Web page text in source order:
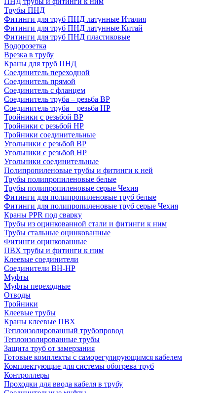
Трубы ПНД
Фитинги для труб ПНД латунные Италия
Фитинги для труб ПНД латунные Китай
Фитинги для труб ПНД пластиковые
Водорозетка
Врезка в трубу
Краны для труб ПНД
Соединитель переходной
Соединитель прямой
Соединитель с фланцем
Соединитель труба – резьба ВР
Соединитель труба – резьба НР
Тройники с резьбой ВР
Тройники с резьбой НР
Тройники соединительные
Угольники с резьбой ВР
Угольники с резьбой НР
Угольники соединительные
Полипропиленовые трубы и фитинги к ней
Трубы полипропиленовые белые
Трубы полипропиленовые серые Чехия
Фитинги для полипропиленовые труб белые
Фитинги для полипропиленовые труб серые Чехия
Краны PPR под сварку
Трубы из оцинкованной стали и фитинги к ним
Трубы стальные оцинкованные
Фитинги оцинкованные
ПВХ трубы и фитинги к ним
Клеевые соединители
Соединители ВН-НР
Муфты
Муфты переходные
Отводы
Тройники
Клеевые трубы
Краны клеевые ПВХ
Теплоизолированный трубопровод
Теплоизолированные трубы
Защита труб от замерзания
Готовые комплекты с саморегулирующимся кабелем
Комплектующие для системы обогрева труб
Контроллеры
Проходки для ввода кабеля в трубу